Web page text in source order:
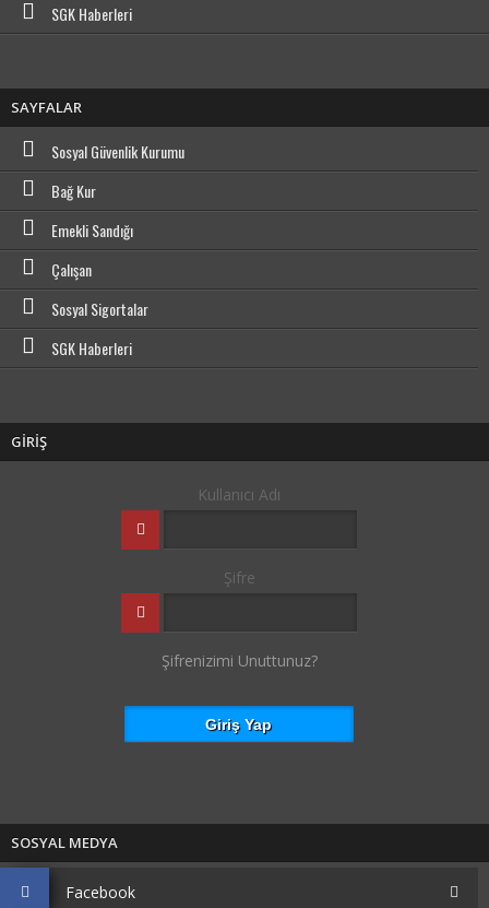
SGK Haberleri
SAYFALAR
Sosyal Güvenlik Kurumu
Bağ Kur
Emekli Sandığı
Çalışan
Sosyal Sigortalar
SGK Haberleri
GİRİŞ
Kullanıcı Adı
Şifre
Şifrenizimi Unuttunuz?
SOSYAL MEDYA
Facebook